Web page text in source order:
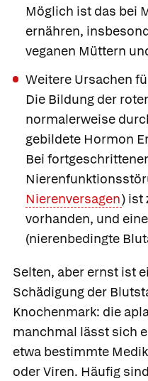
Möglich ist das bei
ernähren,
veganen Müttern
Weitere Ursachen
Die Bildung der
normalerweise
gebildete Hormon
Bei
Nierenversagen) ist
vorhanden, und eine
(nierenbedingte
Selten, aber ernst ist
Schädigung der
Knochenmark: die
manchmal lässt sich
etwa bestimmte
oder Viren. Häufig